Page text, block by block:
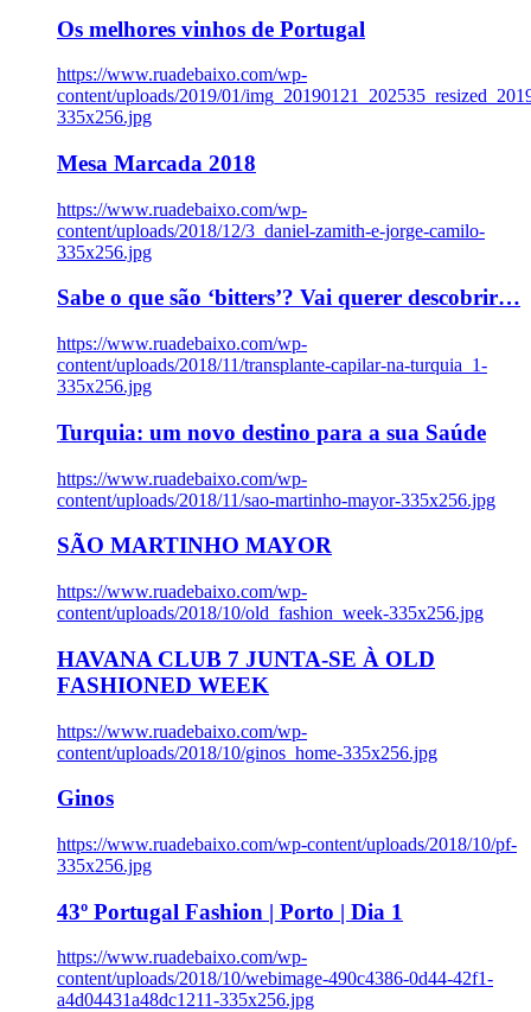
Os melhores vinhos de Portugal
https://www.ruadebaixo.com/wp-
content/uploads/2019/01/
335x256.jpg
Mesa Marcada 2018
https://www.ruadebaixo.com/wp-
content/uploads/2018/12/3_daniel-zamith-e-jorge-camilo-
335x256.jpg
Sabe o que são ‘bitters’? Vai querer descobrir…
https://www.ruadebaixo.com/wp-
content/uploads/2018/11/transplante-capilar-na-turquia_1-
335x256.jpg
Turquia: um novo destino para a sua Saúde
https://www.ruadebaixo.com/wp-
content/uploads/2018/11/sao-martinho-mayor-335x256.jpg
SÃO MARTINHO MAYOR
https://www.ruadebaixo.com/wp-
content/uploads/2018/10/old_fashion_week-335x256.jpg
HAVANA CLUB 7 JUNTA-SE À OLD
FASHIONED WEEK
https://www.ruadebaixo.com/wp-
content/uploads/2018/10/ginos_home-335x256.jpg
Ginos
https://www.ruadebaixo.com/wp-content/uploads/2018/10/pf-
335x256.jpg
43º Portugal Fashion | Porto | Dia 1
https://www.ruadebaixo.com/wp-
content/uploads/2018/10/webimage-490c4386-0d44-42f1-
a4d04431a48dc1211-335x256.jpg